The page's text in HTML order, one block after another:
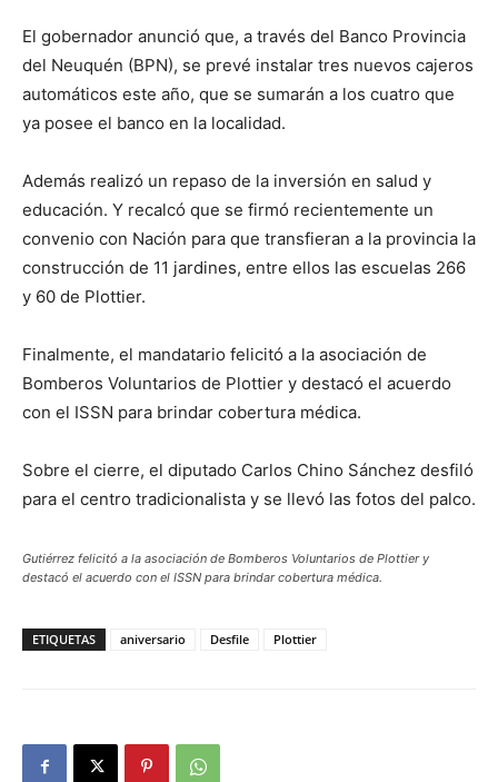
El gobernador anunció que, a través del Banco Provincia
del Neuquén (BPN), se prevé instalar tres nuevos cajeros
automáticos este año, que se sumarán a los cuatro que
ya posee el banco en la localidad.
Además realizó un repaso de la inversión en salud y
educación. Y recalcó que se firmó recientemente un
convenio con Nación para que transfieran a la provincia la
construcción de 11 jardines, entre ellos las escuelas 266
y 60 de Plottier.
Finalmente, el mandatario felicitó a la asociación de
Bomberos Voluntarios de Plottier y destacó el acuerdo
con el ISSN para brindar cobertura médica.
Sobre el cierre, el diputado Carlos Chino Sánchez desfiló
para el centro tradicionalista y se llevó las fotos del palco.
Gutiérrez felicitó a la asociación de Bomberos Voluntarios de Plottier y
destacó el acuerdo con el ISSN para brindar cobertura médica.
ETIQUETAS aniversario Desfile Plottier